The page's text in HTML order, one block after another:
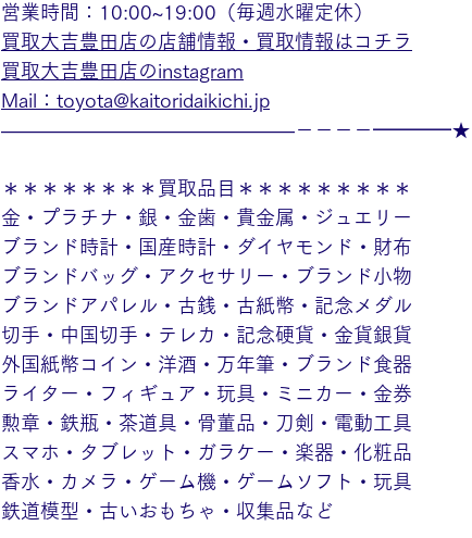
営業時間：10:00~19:00（毎週水曜定休）
買取大吉豊田店の店舗情報・買取情報はコチラ
買取大吉豊田店のinstagram
Mail：toyota@kaitoridaikichi.jp
———————————————－－－－━━━━★
＊＊＊＊＊＊＊＊買取品目＊＊＊＊＊＊＊＊＊
金・プラチナ・銀・金歯・貴金属・ジュエリー
ブランド時計・国産時計・ダイヤモンド・財布
ブランドバッグ・アクセサリー・ブランド小物
ブランドアパレル・古銭・古紙幣・記念メダル
切手・中国切手・テレカ・記念硬貨・金貨銀貨
外国紙幣コイン・洋酒・万年筆・ブランド食器
ライター・フィギュア・玩具・ミニカー・金券
勲章・鉄瓶・茶道具・骨董品・刀剣・電動工具
スマホ・タブレット・ガラケー・楽器・化粧品
香水・カメラ・ゲーム機・ゲームソフト・玩具
鉄道模型・古いおもちゃ・収集品など